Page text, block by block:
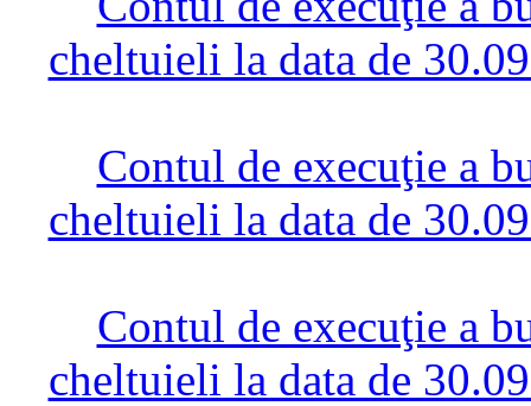
cheltuieli la data de
Contul de execuţie a
cheltuieli la data de
Contul de execuţie a
cheltuieli la data de